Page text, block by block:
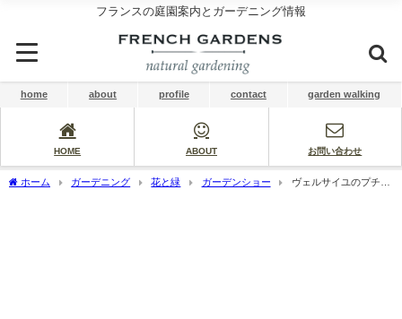
フランスの庭園案内とガーデニング情報
home about profile contact garden walking
HOME ABOUT お問い合わせ
ホーム ガーデニング 花と緑 ガーデンショー
ヴェルサイユのプチ・